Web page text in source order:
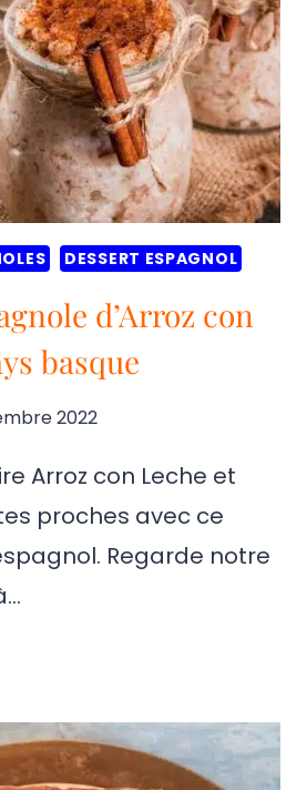
DESSERT ESPAGNOL
d’Arroz con
basque
2022
Arroz con Leche et
proches avec ce
Regarde notre